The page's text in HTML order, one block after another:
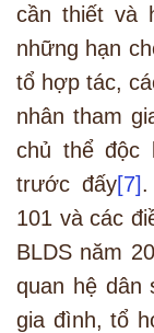
cần thiết và
những hạn
tổ hợp tác,
nhân tham
chủ thể độc
trước đấy[7].
101 và các
BLDS năm
quan hệ dân
gia đình, tổ